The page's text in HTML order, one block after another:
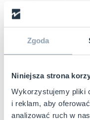
Zgoda
Niniejsza strona
Wykorzystujemy pliki
i reklam, aby
analizować ruch w
Read More
RF i
łączą
RF i RFID:
łączą
chronić